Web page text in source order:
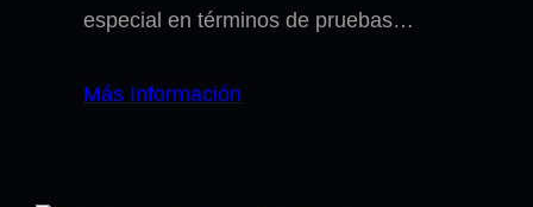
especial en términos de pruebas…
Más Información